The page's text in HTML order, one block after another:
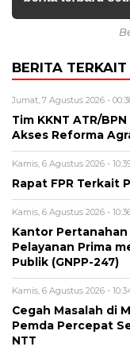
BERITA TERKAIT
Jumat, 7 Agustus 2026 -
Tim KKNT ATR/
Akses Reforma
Kamis, 6 Agustus 2026 -
Rapat FPR Terkait
Kamis, 6 Agustus 2026 -
Kantor
Pelayanan Prima
Publik (GNPP-247)
Kamis, 6 Agustus 2026 -
Cegah Masalah di
Pemda Percepat
NTT